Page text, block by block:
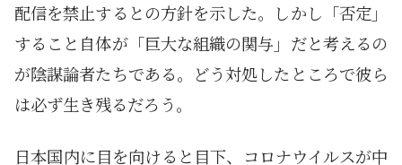
配信を禁止するとの方針を示した。しかし「否定」
すること自体が「巨大な組織の関与」だと考えるの
が陰謀論者たちである。どう対処したところで彼ら
は必ず生き残るだろう。
日本国内に目を向けると目下、コロナウイルスが中